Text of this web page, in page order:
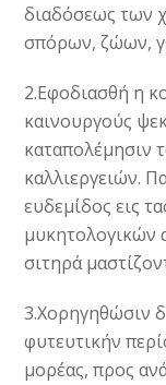
διαδόσεως των
σπόρων, ζώων,
2.Εφοδιασθή η
καινουργούς
καταπολέμησιν
καλλιεργειών.
ευδεμίδος εις
μυκητολογικών
σιτηρά
3.Χορηγηθώσιν
φυτευτικήν
μορέας, προς